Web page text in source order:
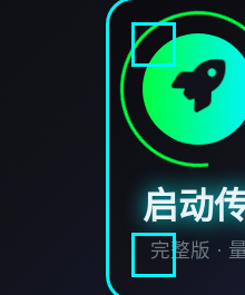
启动
完整版 ·